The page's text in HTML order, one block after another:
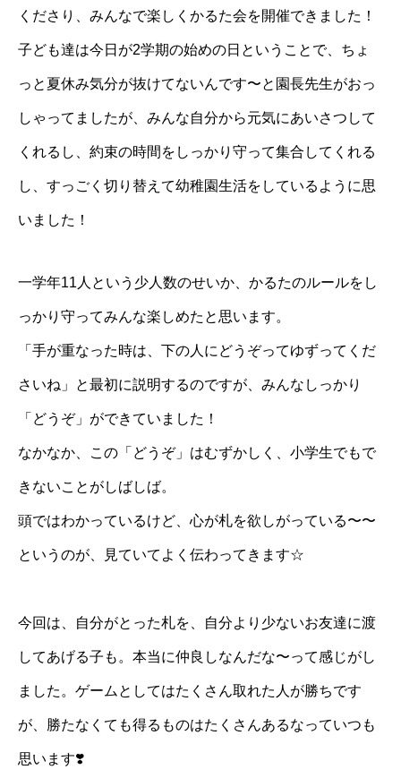
くださり、みんなで楽しくかるた会を開催できました！
子ども達は今日が2学期の始めの日ということで、ちょ
っと夏休み気分が抜けてないんです〜と園長先生がおっ
しゃってましたが、みんな自分から元気にあいさつして
くれるし、約束の時間をしっかり守って集合してくれる
し、すっごく切り替えて幼稚園生活をしているように思
いました！
一学年11人という少人数のせいか、かるたのルールをし
っかり守ってみんな楽しめたと思います。
「手が重なった時は、下の人にどうぞってゆずってくだ
さいね」と最初に説明するのですが、みんなしっかり
「どうぞ」ができていました！
なかなか、この「どうぞ」はむずかしく、小学生でもで
きないことがしばしば。
頭ではわかっているけど、心が札を欲しがっている〜〜
というのが、見ていてよく伝わってきます☆
今回は、自分がとった札を、自分より少ないお友達に渡
してあげる子も。本当に仲良しなんだな〜って感じがし
ました。ゲームとしてはたくさん取れた人が勝ちです
が、勝たなくても得るものはたくさんあるなっていつも
思います❣️